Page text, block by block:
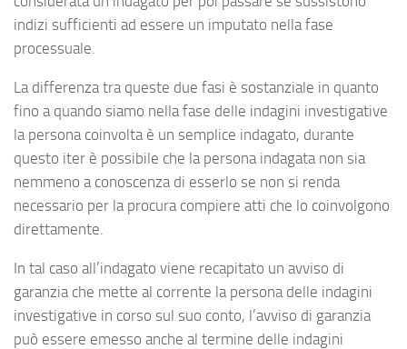
indizi sufficienti ad essere un imputato nella fase
processuale.
La differenza tra queste due fasi è sostanziale in quanto
fino a quando siamo nella fase delle indagini investigative
la persona coinvolta è un semplice indagato, durante
questo iter è possibile che la persona indagata non sia
nemmeno a conoscenza di esserlo se non si renda
necessario per la procura compiere atti che lo coinvolgono
direttamente.
In tal caso all’indagato viene recapitato un avviso di
garanzia che mette al corrente la persona delle indagini
investigative in corso sul suo conto, l’avviso di garanzia
può essere emesso anche al termine delle indagini